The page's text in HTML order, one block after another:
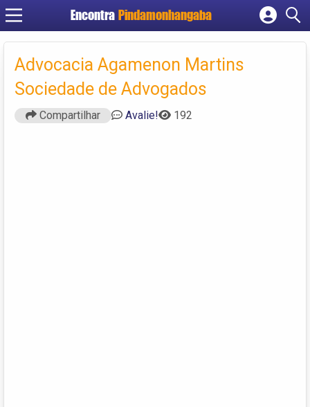
Encontra Pindamonhangaba
Cadastrar empresa
Criar conta
Advocacia Agamenon Martins
Sociedade de Advogados
Compartilhar Avalie! 192